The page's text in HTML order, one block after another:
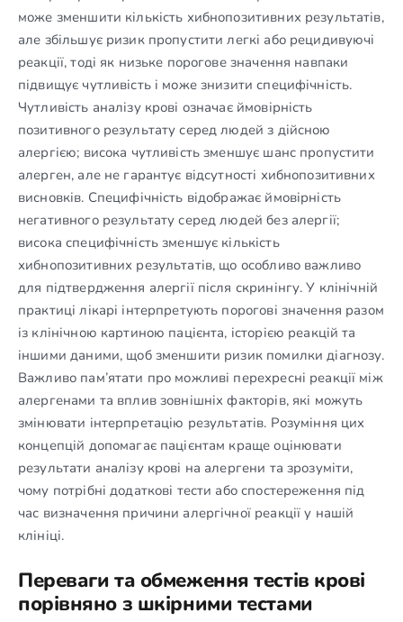
може зменшити кількість хибнопозитивних результатів,
але збільшує ризик пропустити легкі або рецидивуючі
реакції, тоді як низьке порогове значення навпаки
підвищує чутливість і може знизити специфічність.
Чутливість аналізу крові означає ймовірність
позитивного результату серед людей з дійсною
алергією; висока чутливість зменшує шанс пропустити
алерген, але не гарантує відсутності хибнопозитивних
висновків. Специфічність відображає ймовірність
негативного результату серед людей без алергії;
висока специфічність зменшує кількість
хибнопозитивних результатів, що особливо важливо
для підтвердження алергії після скринінгу. У клінічній
практиці лікарі інтерпретують порогові значення разом
із клінічною картиною пацієнта, історією реакцій та
іншими даними, щоб зменшити ризик помилки діагнозу.
Важливо пам’ятати про можливі перехресні реакції між
алергенами та вплив зовнішніх факторів, які можуть
змінювати інтерпретацію результатів. Розуміння цих
концепцій допомагає пацієнтам краще оцінювати
результати аналізу крові на алергени та зрозуміти,
чому потрібні додаткові тести або спостереження під
час визначення причини алергічної реакції у нашій
клініці.
Переваги та обмеження тестів крові
порівняно з шкірними тестами